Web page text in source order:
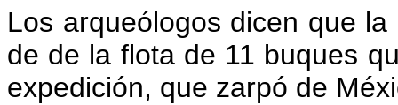
Los arqueólogos dicen que
de de la flota de 11 buques
expedición, que zarpó de